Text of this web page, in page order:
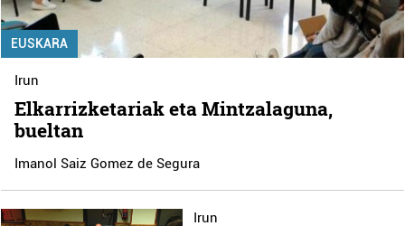
EUSKARA
Irun
Elkarrizketariak eta Mintzalaguna,
bueltan
Imanol Saiz Gomez de Segura
Irun